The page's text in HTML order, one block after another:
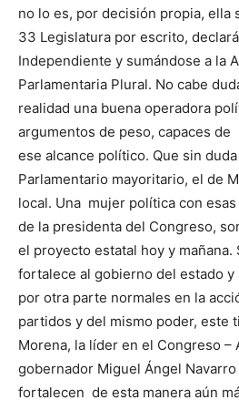
no lo es, por decisión propia, ella
33 Legislatura por escrito,
Independiente y sumándose a la
Parlamentaria Plural. No cabe
realidad una buena operadora
argumentos de peso, capaces
ese alcance político. Que sin
Parlamentario mayoritario, el de
local. Una mujer política con
de la presidenta del Congreso,
el proyecto estatal hoy y mañana.
fortalece al gobierno del estado y
por otra parte normales en la
partidos y del mismo poder, este
Morena, la líder en el Congreso –
gobernador Miguel Ángel
fortalecen de esta manera aún